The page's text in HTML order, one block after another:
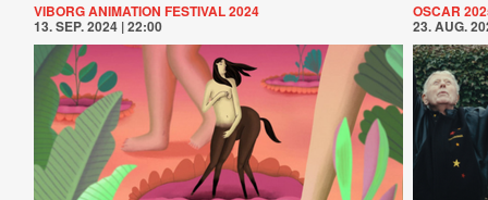
VIBORG ANIMATION FESTIVAL 2024
13. SEP. 2024 | 22:00
OSCAR
23. AUG.